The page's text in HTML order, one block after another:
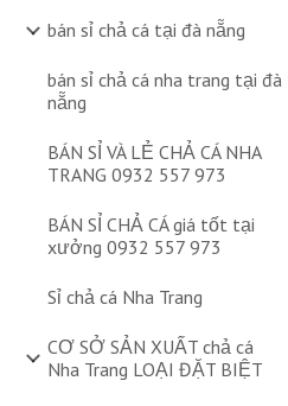
bán sỉ chả cá tại đà nẵng
bán sỉ chả cá nha trang tại đà
nẵng
BÁN SỈ VÀ LẺ CHẢ CÁ NHA
TRANG 0932 557 973
BÁN SỈ CHẢ CÁ giá tốt tại
xưởng 0932 557 973
Sỉ chả cá Nha Trang
CƠ SỞ SẢN XUẤT chả cá
Nha Trang LOẠI ĐẶT BIỆT